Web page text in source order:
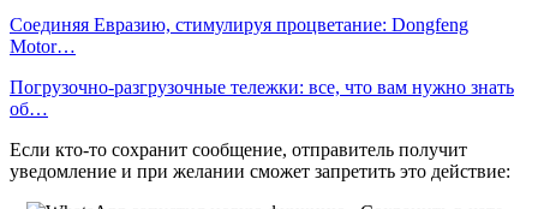
Соединяя Евразию, стимулируя процветание: Dongfeng
Motor…
Погрузочно-разгрузочные тележки: все, что вам нужно знать
об…
Если кто-то сохранит сообщение, отправитель получит
уведомление и при желании сможет запретить это действие: